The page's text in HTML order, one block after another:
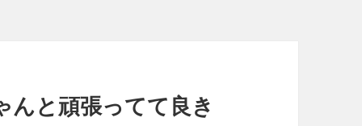
んと頑張ってて良き